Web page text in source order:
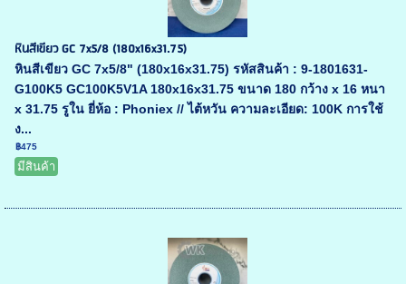
หินสีเขียว GC 7x5/8 (180x16x31.75)
หินสีเขียว GC 7x5/8" (180x16x31.75) รหัสสินค้า : 9-1801631-
G100K5 GC100K5V1A 180x16x31.75 ขนาด 180 กว้าง x 16 หนา
x 31.75 รูใน ยี่ห้อ : Phoniex // ไต้หวัน ความละเอียด: 100K การใช้
ง...
฿475
มีสินค้า